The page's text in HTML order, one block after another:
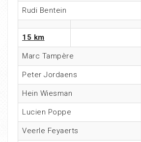
Rudi Bentein
15 km
Marc Tampère
Peter Jordaens
Hein Wiesman
Lucien Poppe
Veerle Feyaerts